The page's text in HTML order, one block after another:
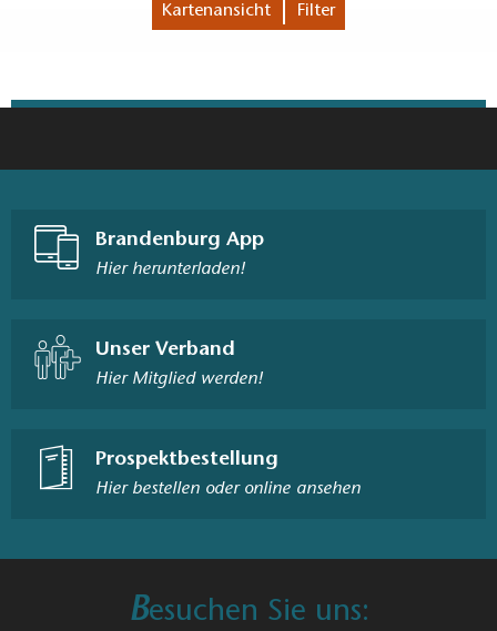
Kartenansicht Filter
Brandenburg App
Hier herunterladen!
Unser Verband
Hier Mitglied werden!
Prospektbestellung
Hier bestellen oder online ansehen
Besuchen Sie uns: